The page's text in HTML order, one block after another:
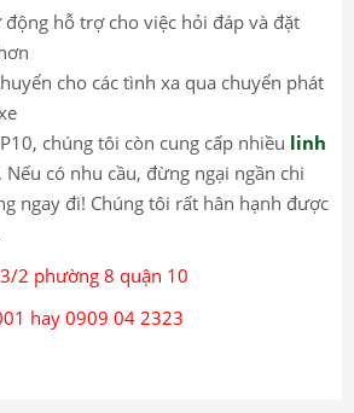
hỗ trợ cho việc hỏi đáp và đặt
cho các tình xa qua chuyển phát
chúng tôi còn cung cấp nhiều linh
Nếu có nhu cầu, đừng ngại ngần chi
ngay đi! Chúng tôi rất hân hạnh được
2 phường 8 quận 10
hay 0909 04 2323